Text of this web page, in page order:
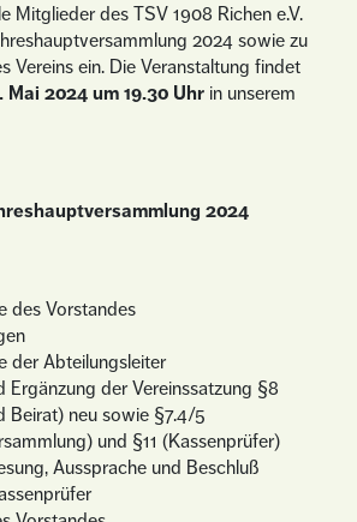
Mitglieder des TSV 1908 Richen e.V.
2024 sowie zu
Vereins ein. Die Veranstaltung findet
Mai 2024 um 19.30 Uhr in unserem
2024
des Vorstandes
der Abteilungsleiter
Ergänzung der Vereinssatzung §8
Beirat) neu sowie §7.4/5
und §11 (Kassenprüfer)
Aussprache und Beschluß